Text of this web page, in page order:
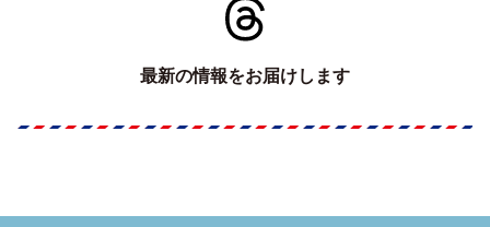
最新の情報をお届けします